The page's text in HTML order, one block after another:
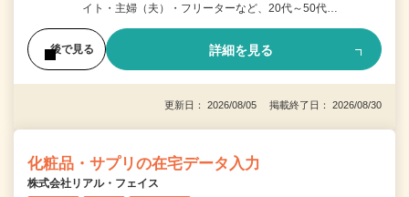
イト・主婦（夫）・フリーターなど、20代～50代…
後で見る 詳細を見る
更新日： 2026/08/05 掲載終了日： 2026/08/30
化粧品・サプリの在宅データ入力
株式会社リアル・フェイス